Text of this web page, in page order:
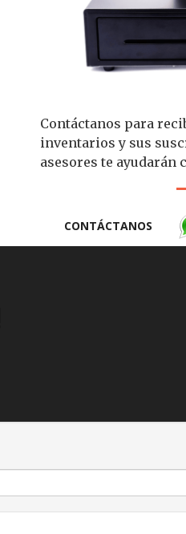
Contáctanos para
inventarios y sus
asesores te ayudarán
CONTÁCTANOS